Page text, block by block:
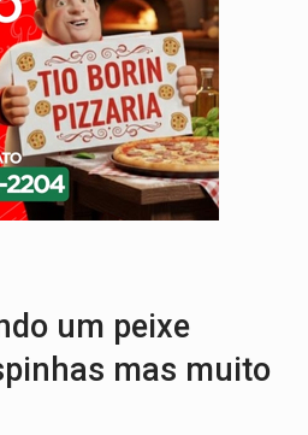
Cientistas alertam para possível base secreta no satélite
PEUGEOT:Incêndio destrói carro que era rebocado para oficina
é filmado furtando moto na frente do bar
PESQUISA:Iniciativa Amazônia+10 lança chamada para fortalecer
Brasil tem grandes reservas de urânio, mas produz pouco e
um peixe
mas muito